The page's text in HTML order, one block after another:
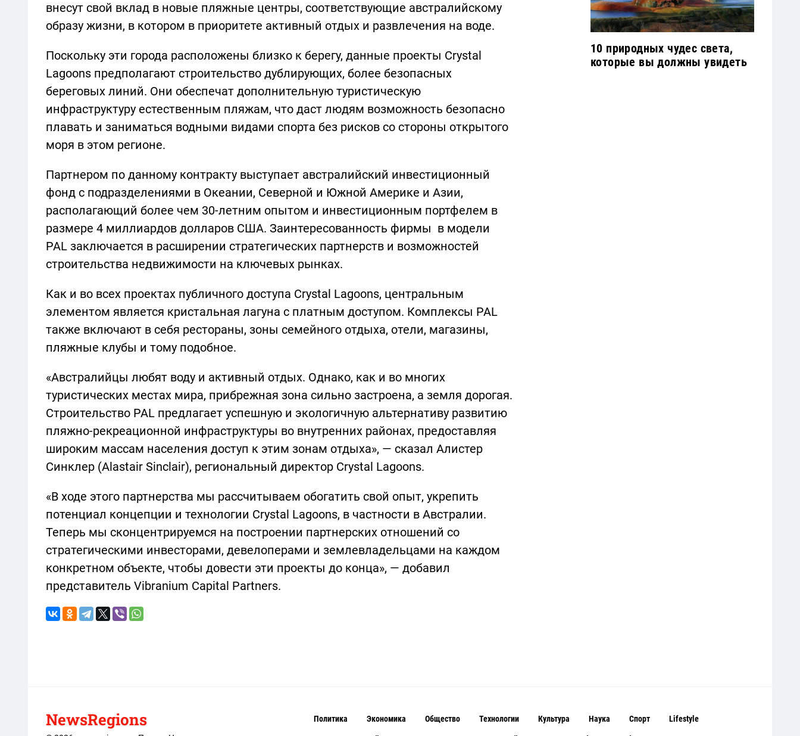
внесут свой вклад в новые пляжные центры, соответствующие австралийскому
образу жизни, в котором в приоритете активный отдых и развлечения на воде.
Поскольку эти города расположены близко к берегу, данные проекты Crystal
Lagoons предполагают строительство дублирующих, более безопасных
береговых линий. Они обеспечат дополнительную туристическую
инфраструктуру естественным пляжам, что даст людям возможность безопасно
плавать и заниматься водными видами спорта без рисков со стороны открытого
моря в этом регионе.
Партнером по данному контракту выступает австралийский инвестиционный
фонд с подразделениями в Океании, Северной и Южной Америке и Азии,
располагающий более чем 30-летним опытом и инвестиционным портфелем в
размере 4 миллиардов долларов США. Заинтересованность фирмы в модели
PAL заключается в расширении стратегических партнерств и возможностей
строительства недвижимости на ключевых рынках.
Как и во всех проектах публичного доступа Crystal Lagoons, центральным
элементом является кристальная лагуна с платным доступом. Комплексы PAL
также включают в себя рестораны, зоны семейного отдыха, отели, магазины,
пляжные клубы и тому подобное.
«Австралийцы любят воду и активный отдых. Однако, как и во многих
туристических местах мира, прибрежная зона сильно застроена, а земля дорогая.
Строительство PAL предлагает успешную и экологичную альтернативу развитию
пляжно-рекреационной инфраструктуры во внутренних районах, предоставляя
широким массам населения доступ к этим зонам отдыха», — сказал Алистер
Синклер (Alastair Sinclair), региональный директор Crystal Lagoons.
«В ходе этого партнерства мы рассчитываем обогатить свой опыт, укрепить
потенциал концепции и технологии Crystal Lagoons, в частности в Австралии.
Теперь мы сконцентрируемся на построении партнерских отношений со
стратегическими инвесторами, девелоперами и землевладельцами на каждом
конкретном объекте, чтобы довести эти проекты до конца», — добавил
представитель Vibranium Capital Partners.
10 природных чудес света,
которые вы должны увидеть
NewsRegions Политика Экономика Общество Технологии Культура Наука Спорт Lifestyle